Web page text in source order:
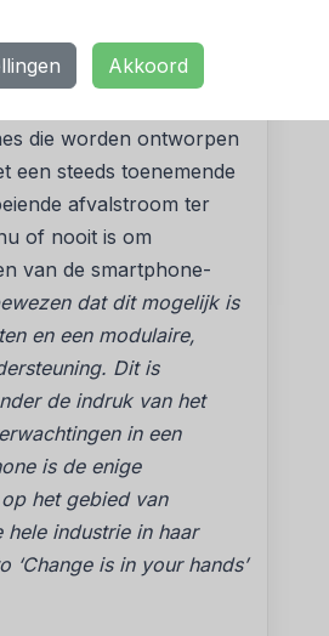
Akkoord
ontvangt.”
voor Duurzaam
die worden ontworpen
een steeds toenemende
afvalstroom ter
of nooit is om
van de smartphone-
dat dit mogelijk is
en een modulaire,
Dit is
de indruk van het
in een
is de enige
het gebied van
industrie in haar
is in your hands’